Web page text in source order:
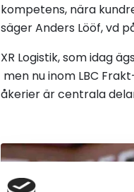
kompetens, nära
säger Anders Lööf, vd
XR Logistik, som idag
men nu inom LBC
åkerier är centrala